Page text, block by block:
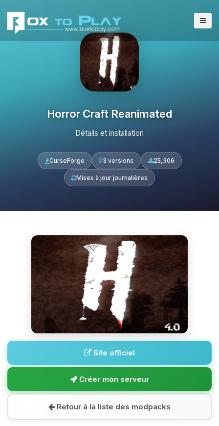
Horror Craft Reanimated
Détails et installation
CurseForge 3 versions 25,306
Mises à jour journalières
Site officiel
Créer mon serveur
Retour à la liste des modpacks